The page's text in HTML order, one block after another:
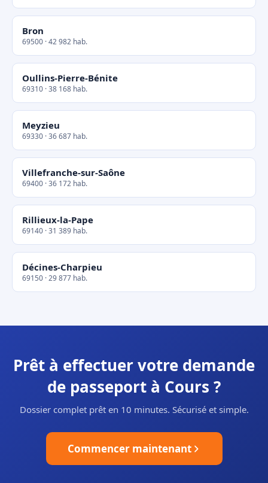
Bron
69500 · 42 982 hab.
Oullins-Pierre-Bénite
69310 · 38 168 hab.
Meyzieu
69330 · 36 687 hab.
Villefranche-sur-Saône
69400 · 36 172 hab.
Rillieux-la-Pape
69140 · 31 389 hab.
Décines-Charpieu
69150 · 29 877 hab.
Prêt à effectuer votre demande
de passeport à Cours ?
Dossier complet prêt en 10 minutes. Sécurisé et simple.
Commencer maintenant